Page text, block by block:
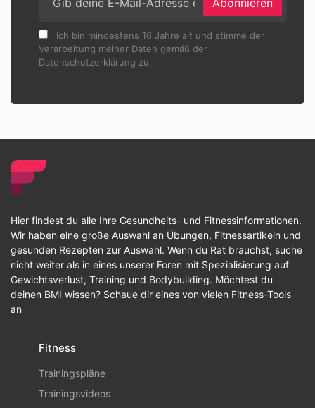
Abonnieren
Ich bin mindestens 16 Jahre alt und stimme der
Verarbeitung meiner Daten gemäß der
Datenschutzerklärung zu.
Hier findest du alle Ihre Gesundheits- und Fitnessinformationen.
Wir haben eine große Auswahl an Übungen, Fitnessartikeln und
gesunden Rezepten zur Auswahl. Wenn du Rat brauchst, suche
nicht weiter als in eines unserer Foren mit Spezialisierung auf
Gewichtsverlust, Training und Bodybuilding. Möchtest du
deinen BMI wissen? Schaue dir eines von vielen Fitness-Tools
an
Fitness
Trainingspläne
Trainingsvideos